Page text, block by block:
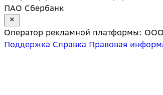
ПАО Сбербанк
Оператор рекламной платформы:
Поддержка Справка Правовая